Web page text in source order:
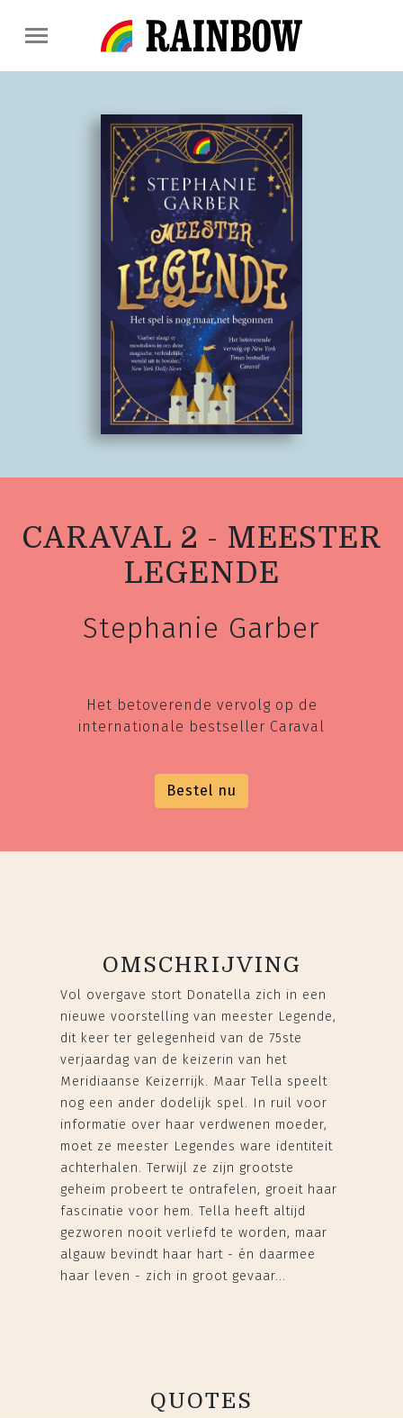
CARAVAL 2 - MEESTER
LEGENDE
Stephanie Garber
Het betoverende vervolg op de
internationale bestseller Caraval
Bestel nu
OMSCHRIJVING
Vol overgave stort Donatella zich in een
nieuwe voorstelling van meester Legende,
dit keer ter gelegenheid van de 75ste
verjaardag van de keizerin van het
Meridiaanse Keizerrijk. Maar Tella speelt
nog een ander dodelijk spel. In ruil voor
informatie over haar verdwenen moeder,
moet ze meester Legendes ware identiteit
achterhalen. Terwijl ze zijn grootste
geheim probeert te ontrafelen, groeit haar
fascinatie voor hem. Tella heeft altijd
gezworen nooit verliefd te worden, maar
algauw bevindt haar hart - én daarmee
haar leven - zich in groot gevaar...
QUOTES